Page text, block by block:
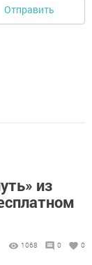
Отправить
из
1068 0 0